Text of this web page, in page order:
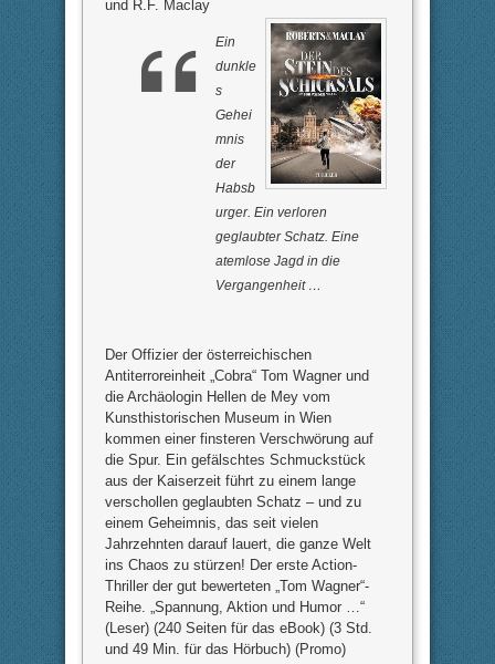
n
.
und R.F. Maclay
Ein
dunkle
s
Gehei
mnis
der
Habsb
urger. Ein verloren
geglaubter Schatz. Eine
atemlose Jagd in die
Vergangenheit …
Der Offizier der österreichischen
Antiterroreinheit „Cobra“ Tom Wagner und
die Archäologin Hellen de Mey vom
Kunsthistorischen Museum in Wien
kommen einer finsteren Verschwörung auf
die Spur. Ein gefälschtes Schmuckstück
aus der Kaiserzeit führt zu einem lange
verschollen geglaubten Schatz – und zu
einem Geheimnis, das seit vielen
Jahrzehnten darauf lauert, die ganze Welt
ins Chaos zu stürzen! Der erste Action-
Thriller der gut bewerteten „Tom Wagner“-
Reihe. „Spannung, Aktion und Humor …“
(Leser) (240 Seiten für das eBook) (3 Std.
und 49 Min. für das Hörbuch) (Promo)